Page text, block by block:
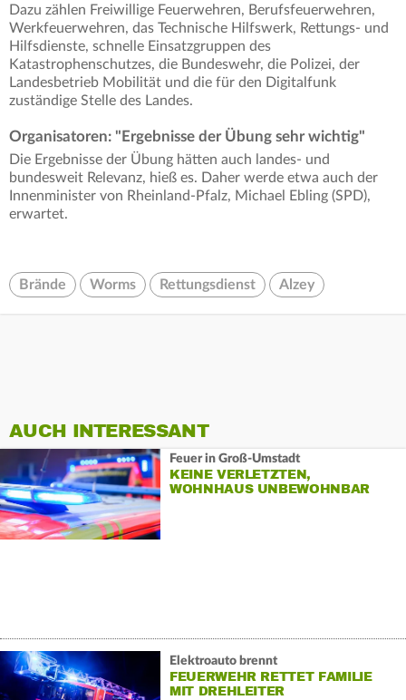
Dazu zählen Freiwillige Feuerwehren, Berufsfeuerwehren,
Werkfeuerwehren, das Technische Hilfswerk, Rettungs- und
Hilfsdienste, schnelle Einsatzgruppen des
Katastrophenschutzes, die Bundeswehr, die Polizei, der
Landesbetrieb Mobilität und die für den Digitalfunk
zuständige Stelle des Landes.
Organisatoren: "Ergebnisse der Übung sehr wichtig"
Die Ergebnisse der Übung hätten auch landes- und
bundesweit Relevanz, hieß es. Daher werde etwa auch der
Innenminister von Rheinland-Pfalz, Michael Ebling (SPD),
erwartet.
Brände Worms Rettungsdienst Alzey
AUCH INTERESSANT
Feuer in Groß-Umstadt
KEINE VERLETZTEN,
WOHNHAUS UNBEWOHNBAR
Elektroauto brennt
FEUERWEHR RETTET FAMILIE
MIT DREHLEITER